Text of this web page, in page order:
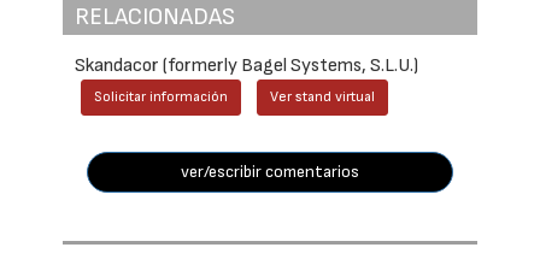
RELACIONADAS
Skandacor (formerly Bagel Systems, S.L.U.)
Solicitar información Ver stand virtual
ver/escribir comentarios